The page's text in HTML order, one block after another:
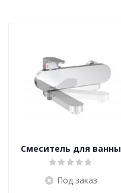
Смеситель для ванны
Ravak Chrome CR
Под заказ